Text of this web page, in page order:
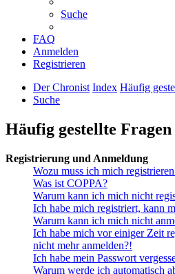
Suche
FAQ
Anmelden
Registrieren
Der Chronist Index Häufig
Suche
Häufig gestellte Fragen
Registrierung und Anmeldung
Wozu muss ich mich
Was ist COPPA?
Warum kann ich mich nicht
Ich habe mich registriert, kann
Warum kann ich mich nicht
Ich habe mich vor einiger Zeit
nicht mehr anmelden?!
Ich habe mein Passwort
Warum werde ich automatisch